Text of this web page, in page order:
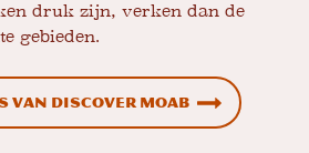
druk zijn, verken dan de
gebieden.
van Discover Moab